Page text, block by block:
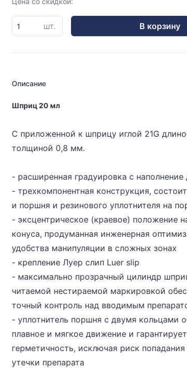
шт. В корзину
Описание
Шприц 20 мл
С приложенной к шприцу иглой 21G
толщиной 0,8 мм.
- расширенная градуировка с
- трехкомпонентная конструкция,
и поршня и резинового уплотнителя на
- эксцентрическое (краевое) положение
конуса, продуманная инженерная
удобства манипуляции в сложных зонах
- крепление Луер слип Luer slip
- максимально прозрачный цилиндр
читаемой нестираемой маркировкой
точный контроль над вводимым
- уплотнитель поршня с двумя кольцами
плавное и мягкое движение и
герметичность, исключая риск
утечки препарата